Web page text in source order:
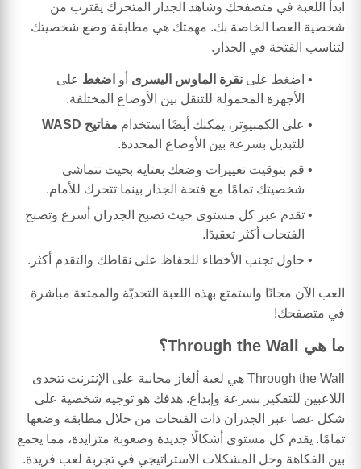
ابدأ اللعبة في متصفحك وشاهد الجدار المتحرك يقترب من
شخصية العصا الخاصة بك. مهمتك هي مطابقة وضع شخصيتك
لتناسب الفتحة في الجدار.
اضغط على نقرة الماوس اليسرى أو اضغط على
الأجهزة المحمولة للتنقل بين الأوضاع المختلفة.
على الكمبيوتر، يمكنك أيضًا استخدام مفاتيح WASD
للتبديل بسرعة بين الأوضاع المحددة.
قم بتوقيت تغييرات وضعك بعناية بحيث تتماشى
شخصيتك تمامًا مع فتحة الجدار بينما تتحرك للأمام.
تقدم عبر كل مستوى حيث تصبح الجدران أسرع وتصبح
الفتحات أكثر تعقيدًا.
حاول تجنب الأخطاء للحفاظ على نقاطك والتقدم أكثر.
العب الآن مجانًا واستمتع بهذه اللعبة التحديّة والممتعة مباشرة
في متصفحك!
ما هي Through the Wall؟
Through the Wall هي لعبة ألغاز مجانية على الإنترنت تتحدى
اللاعبين للتفكير بسرعة وإبداع. هدفك هو توجيه شخصية على
شكل عصا عبر الجدران ذات الفتحات من خلال مطابقة وضعها
تمامًا. يقدم كل مستوى أشكالًا جديدة وصعوبة متزايدة، مما يجمع
بين الفكاهة وحل المشكلات الاستراتيجي في تجربة لعب فريدة.